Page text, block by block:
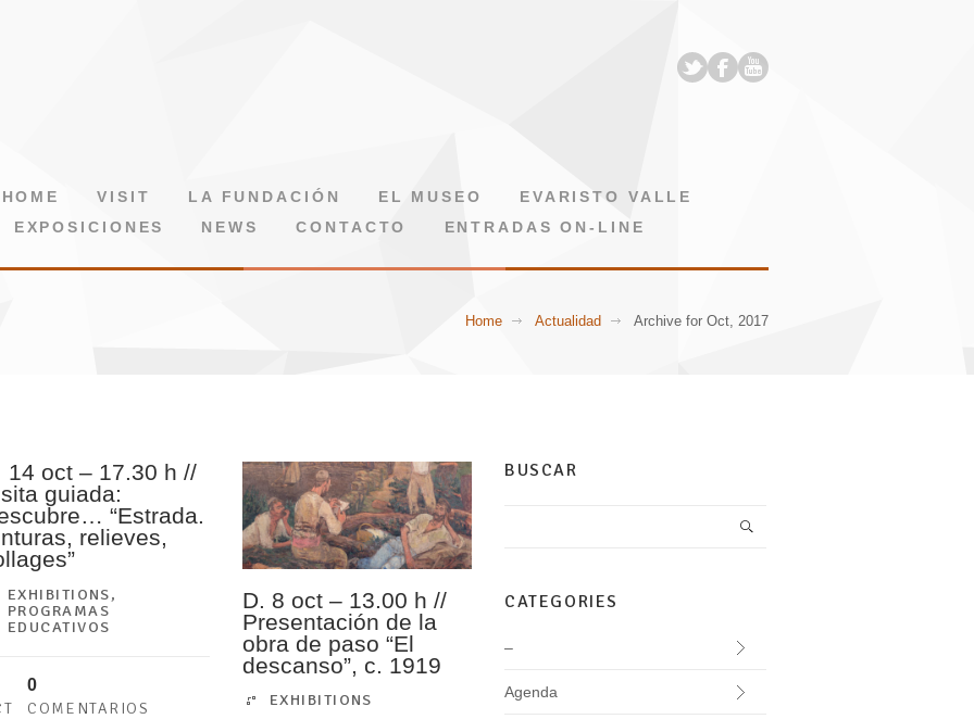
HOME VISIT LA FUNDACIÓN EL MUSEO
EVARISTO VALLE
EXPOSICIONES
NEWS CONTACTO ENTRADAS ON-LINE
Home Actualidad Archive for Oct, 2017
14 oct – 17.30 h //
guiada:
“Estrada.
relieves,
EXHIBITIONS,
PROGRAMAS
EDUCATIVOS
0
COMENTARIOS
D. 8 oct – 13.00 h //
Presentación de la
obra de paso “El
descanso”, c. 1919
EXHIBITIONS
BUSCAR
CATEGORIES
–
Agenda